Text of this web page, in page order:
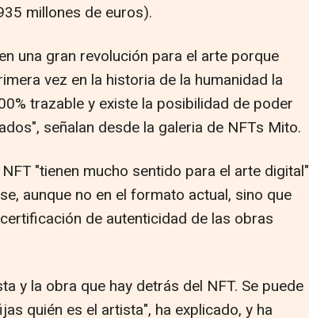
millones de euros).
una gran revolución para el arte porque
vez en la historia de la humanidad la
trazable y existe la posibilidad de poder
señalan desde la galeria de NFTs Mito.
"tienen mucho sentido para el arte digital"
aunque no en el formato actual, sino que
de autenticidad de las obras
y la obra que hay detrás del NFT. Se puede
quién es el artista", ha explicado, y ha